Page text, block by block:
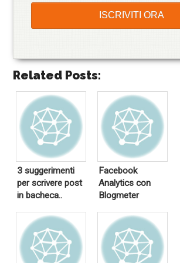
Related Posts:
3 suggerimenti
per scrivere post
in bacheca..
Facebook
Analytics con
Blogmeter